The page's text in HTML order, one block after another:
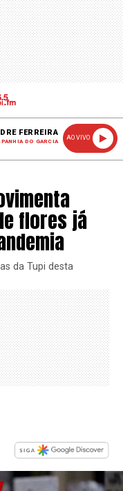
FERREIRA
DO GARCIA
AO VIVO
flores já
da Tupi desta